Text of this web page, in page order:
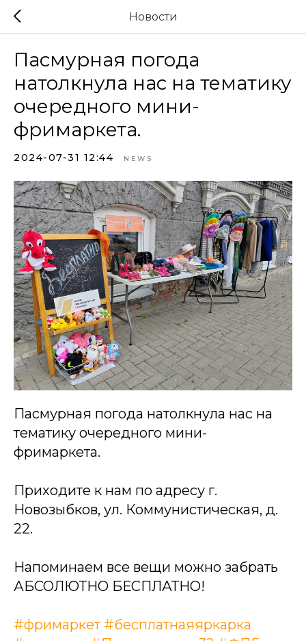
Новости
Пасмурная погода
натолкнула нас на тематику
очередного мини-
фримаркета.
2024-07-31 12:44 NEWS
Пасмурная погода натолкнула нас на
тематику очередного мини-
фримаркета.
Приходите к нам по адресу г.
Новозыбков, ул. Коммунистическая, д.
22.
Напоминаем все вещи можно забрать
АБСОЛЮТНО БЕСПЛАТНО!
#фримаркет #бесплатнаяяркарка